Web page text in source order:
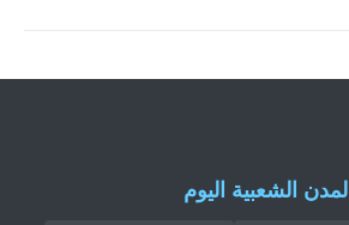
المدن الشعبية اليوم